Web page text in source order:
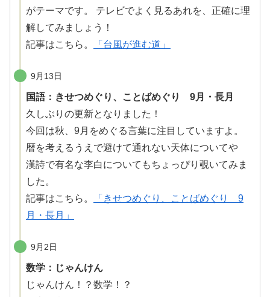
がテーマです。 テレビでよく見るあれを、正確に理
解してみましょう！
記事はこちら。
「台風が進む道」
9月13日
国語：きせつめぐり、ことばめぐり 9月・長月
久しぶりの更新となりました！
今回は秋、9月をめぐる言葉に注目していますよ。
暦を考えるうえで避けて通れない天体についてや
漢詩で有名な李白についてもちょっぴり 覗いてみま
した。
記事はこちら。
「きせつめぐり、ことばめぐり 9
月・長月」
9月2日
数学：じゃんけん
じゃんけん！？数学！？